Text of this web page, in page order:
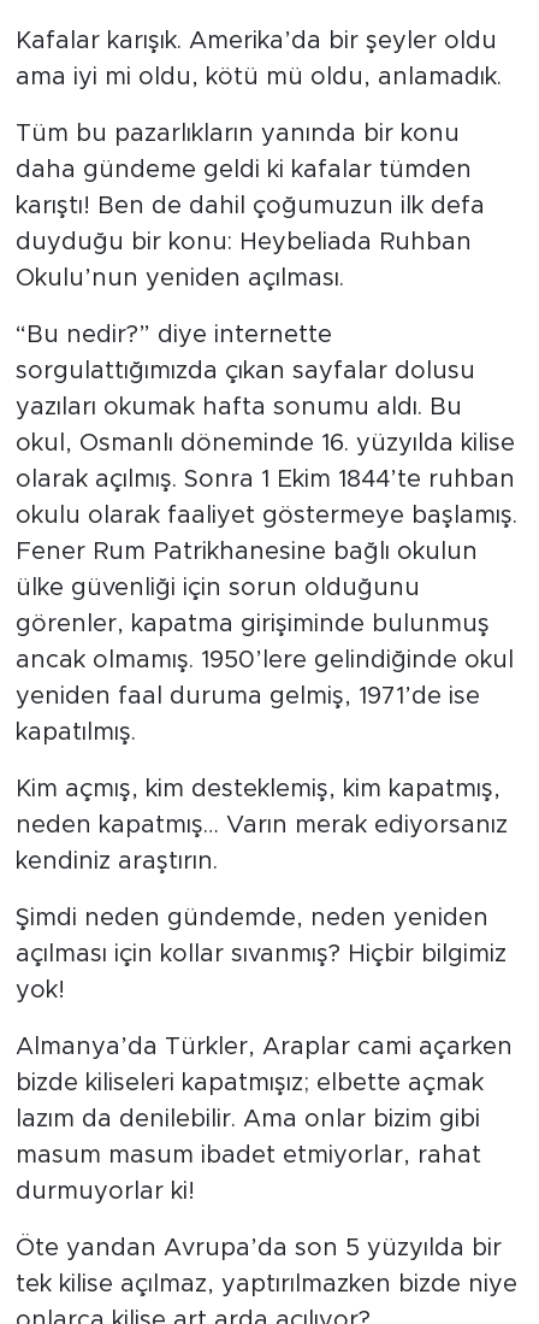
Kafalar karışık. Amerika’da bir şeyler oldu
ama iyi mi oldu, kötü mü oldu, anlamadık.
Tüm bu pazarlıkların yanında bir konu
daha gündeme geldi ki kafalar tümden
karıştı! Ben de dahil çoğumuzun ilk defa
duyduğu bir konu: Heybeliada Ruhban
Okulu’nun yeniden açılması.
“Bu nedir?” diye internette
sorgulattığımızda çıkan sayfalar dolusu
yazıları okumak hafta sonumu aldı. Bu
okul, Osmanlı döneminde 16. yüzyılda kilise
olarak açılmış. Sonra 1 Ekim 1844’te ruhban
okulu olarak faaliyet göstermeye başlamış.
Fener Rum Patrikhanesine bağlı okulun
ülke güvenliği için sorun olduğunu
görenler, kapatma girişiminde bulunmuş
ancak olmamış. 1950’lere gelindiğinde okul
yeniden faal duruma gelmiş, 1971’de ise
kapatılmış.
Kim açmış, kim desteklemiş, kim kapatmış,
neden kapatmış… Varın merak ediyorsanız
kendiniz araştırın.
Şimdi neden gündemde, neden yeniden
açılması için kollar sıvanmış? Hiçbir bilgimiz
yok!
Almanya’da Türkler, Araplar cami açarken
bizde kiliseleri kapatmışız; elbette açmak
lazım da denilebilir. Ama onlar bizim gibi
masum masum ibadet etmiyorlar, rahat
durmuyorlar ki!
Öte yandan Avrupa’da son 5 yüzyılda bir
tek kilise açılmaz, yaptırılmazken bizde niye